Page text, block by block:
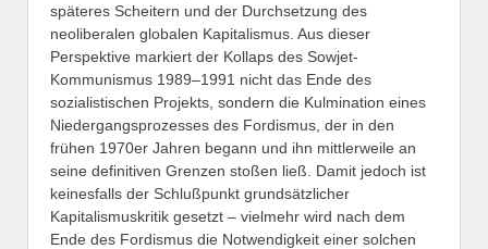
späteres Scheitern und der Durchsetzung des
neoliberalen globalen Kapitalismus. Aus dieser
Perspektive markiert der Kollaps des Sowjet-
Kommunismus 1989–1991 nicht das Ende des
sozialistischen Projekts, sondern die Kulmination eines
Niedergangsprozesses des Fordismus, der in den
frühen 1970er Jahren begann und ihn mittlerweile an
seine definitiven Grenzen stoßen ließ. Damit jedoch ist
keinesfalls der Schlußpunkt grundsätzlicher
Kapitalismuskritik gesetzt – vielmehr wird nach dem
Ende des Fordismus die Notwendigkeit einer solchen